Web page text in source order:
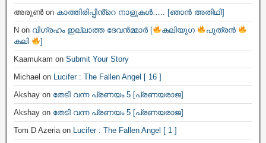
അരുൺon കാത്തിരിപ്പിൻ്റെ നാളുകൾ….. [ഞാൻ അതിഥി]
N on വിഗ്രഹം ഇല്ലാത്ത ദേവൻമ്മാർ [ കലിയുഗ
പുത്രൻ
കലി
]
Kaamukam on Submit Your Story
Michael on Lucifer : The Fallen Angel [ 16 ]
Akshay on തേടി വന്ന പ്രണയം 5 [പ്രണയരാജ]
Akshay on തേടി വന്ന പ്രണയം 5 [പ്രണയരാജ]
Tom D Azeriaon Lucifer : The Fallen Angel [ 1 ]